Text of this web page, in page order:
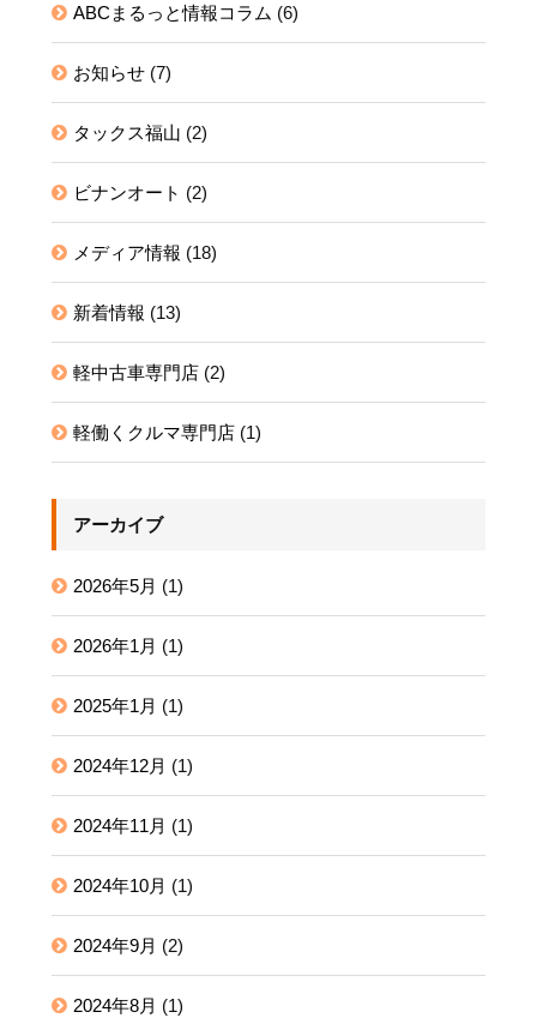
ABCまるっと情報コラム (6)
お知らせ(7)
タックス福山 (2)
ビナンオート (2)
メディア情報 (18)
新着情報 (13)
軽中古車専門店(2)
軽働くクルマ専門店(1)
アーカイブ
2026年5月 (1)
2026年1月 (1)
2025年1月 (1)
2024年12月 (1)
2024年11月 (1)
2024年10月 (1)
2024年9月 (2)
2024年8月 (1)